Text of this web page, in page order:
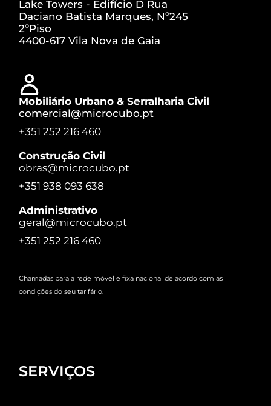
Lake Towers - Edifício D Rua
Daciano Batista Marques, Nº245
2ºPiso
4400-617 Vila Nova de Gaia
Mobiliário Urbano & Serralharia Civil
comercial@microcubo.pt
+351 252 216 460
Construção Civil
obras@microcubo.pt
+351 938 093 638
Administrativo
geral@microcubo.pt
+351 252 216 460
Chamadas para a rede móvel e fixa nacional de acordo com as
condições do seu tarifário.
SERVIÇOS